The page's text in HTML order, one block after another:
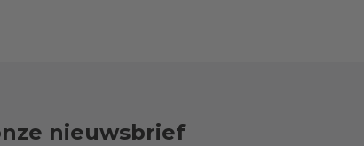
nieuwsbrief